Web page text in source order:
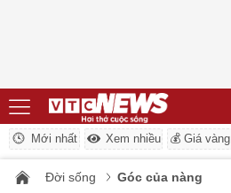
Mới nhất Xem nhiều 💰 Giá vàng
Đời sống Góc của nàng